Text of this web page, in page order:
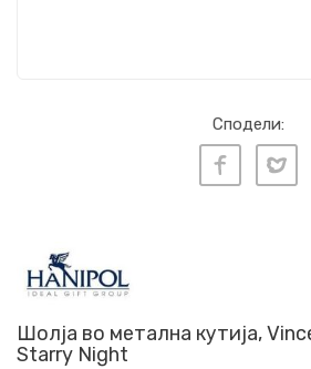
Сподели:
Шолја во метална кутија,
Starry Night